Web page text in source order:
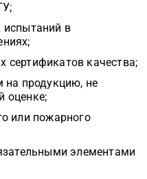
испытаний в
качества;
на продукцию, не
оценке;
или пожарного
элементами